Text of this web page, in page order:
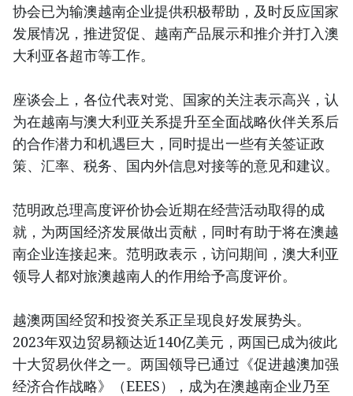
协会已为输澳越南企业提供积极帮助，及时反应国家
发展情况，推进贸促、越南产品展示和推介并打入澳
大利亚各超市等工作。
座谈会上，各位代表对党、国家的关注表示高兴，认
为在越南与澳大利亚关系提升至全面战略伙伴关系后
的合作潜力和机遇巨大，同时提出一些有关签证政
策、汇率、税务、国内外信息对接等的意见和建议。
范明政总理高度评价协会近期在经营活动取得的成
就，为两国经济发展做出贡献，同时有助于将在澳越
南企业连接起来。范明政表示，访问期间，澳大利亚
领导人都对旅澳越南人的作用给予高度评价。
越澳两国经贸和投资关系正呈现良好发展势头。
2023年双边贸易额达近140亿美元，两国已成为彼此
十大贸易伙伴之一。两国领导已通过《促进越澳加强
经济合作战略》（EEES），成为在澳越南企业乃至